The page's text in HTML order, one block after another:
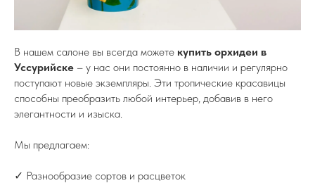
В нашем салоне вы всегда можете купить орхидеи в
Уссурийске – у нас они постоянно в наличии и регулярно
поступают новые экземпляры. Эти тропические красавицы
способны преобразить любой интерьер, добавив в него
элегантности и изыска.
Мы предлагаем:
✓ Разнообразие сортов и расцветок